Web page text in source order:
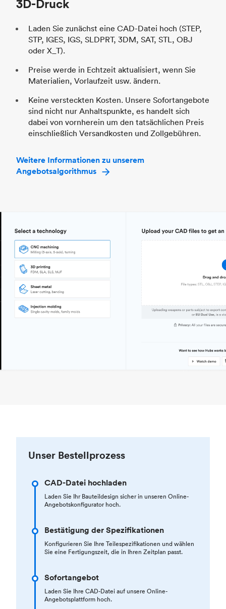
3D-Druck
Laden Sie zunächst eine CAD-Datei hoch (STEP,
STP, IGES, IGS, SLDPRT, 3DM, SAT, STL, OBJ
oder X_T).
Preise werde in Echtzeit aktualisiert, wenn Sie
Materialien, Vorlaufzeit usw. ändern.
Keine versteckten Kosten. Unsere Sofortangebote
sind nicht nur Anhaltspunkte, es handelt sich
dabei von vornherein um den tatsächlichen Preis
einschließlich Versandkosten und Zollgebühren.
Weitere Informationen zu unserem
Angebotsalgorithmus
Unser Bestellprozess
CAD-Datei hochladen
Laden Sie Ihr Bauteildesign sicher in unseren Online-
Angebotskonfigurator hoch.
Bestätigung der Spezifikationen
Konfigurieren Sie Ihre Teilespezifikationen und wählen
Sie eine Fertigungszeit, die in Ihren Zeitplan passt.
Sofortangebot
Laden Sie Ihre CAD-Datei auf unsere Online-
Angebotsplattform hoch.